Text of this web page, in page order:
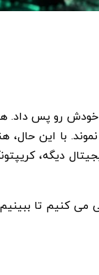
با این حال،
دیگه،
می کنیم تا